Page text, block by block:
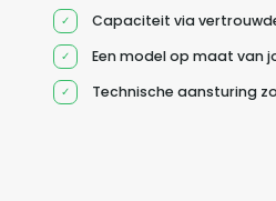
Capaciteit via
Een model op maat van
Technische aansturing